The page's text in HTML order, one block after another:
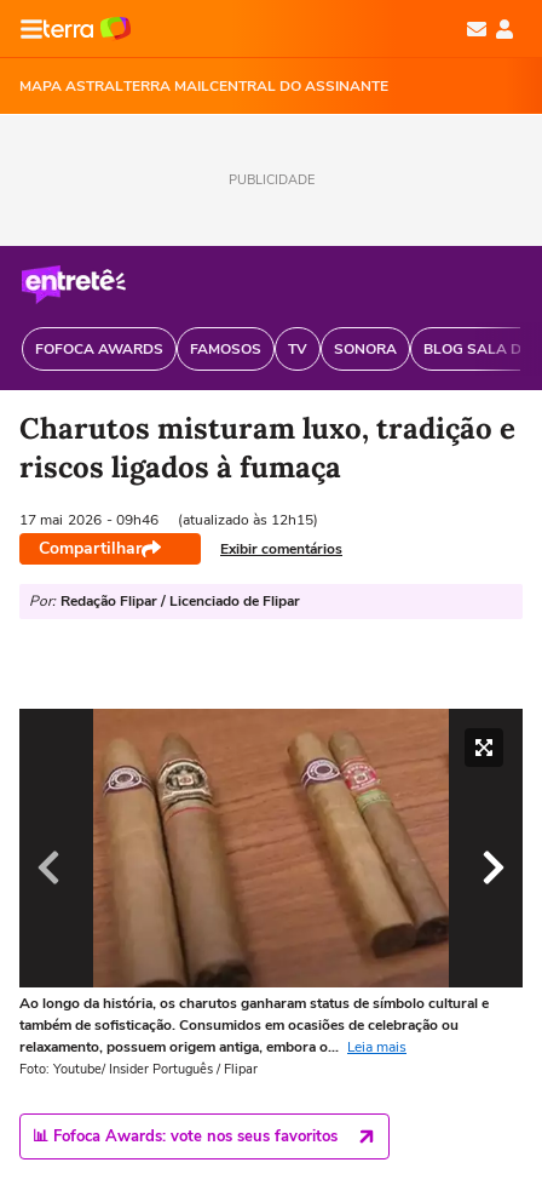
MAPA ASTRALTERRA MAILCENTRAL DO ASSINANTE
PUBLICIDADE
FOFOCA AWARDS FAMOSOS TV SONORA BLOG SALA DE
Charutos misturam luxo, tradição e
riscos ligados à fumaça
17 mai 2026 - 09h46 (atualizado às 12h15)
Compartilhar Exibir comentários
Por: Redação Flipar / Licenciado de Flipar
Ao longo da história, os charutos ganharam status de símbolo cultural e
também de sofisticação. Consumidos em ocasiões de celebração ou
relaxamento, possuem origem antiga, embora o... Leia mais
Foto: Youtube/ Insider Português / Flipar
📊 Fofoca Awards: vote nos seus favoritos